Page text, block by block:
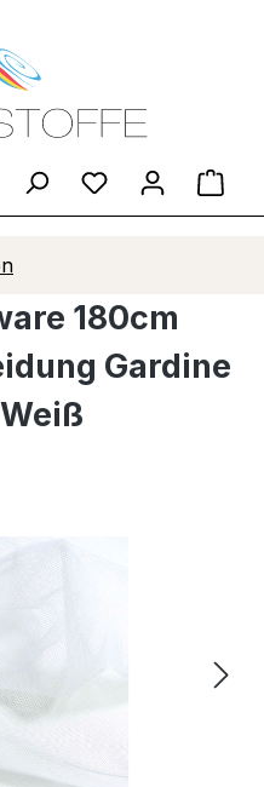
Du hast 0
180cm
Gardine